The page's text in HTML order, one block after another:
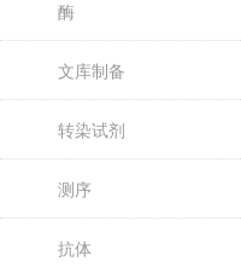
酶
文库制备
转染试剂
测序
抗体